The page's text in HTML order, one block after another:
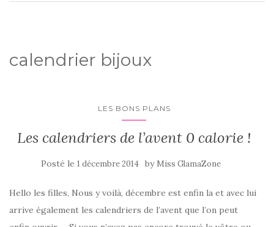
calendrier bijoux
LES BONS PLANS
Les calendriers de l’avent 0 calorie !
Posté le 1 décembre 2014 by Miss GlamaZone
Hello les filles, Nous y voilà, décembre est enfin la et avec lui
arrive également les calendriers de l’avent que l’on peut